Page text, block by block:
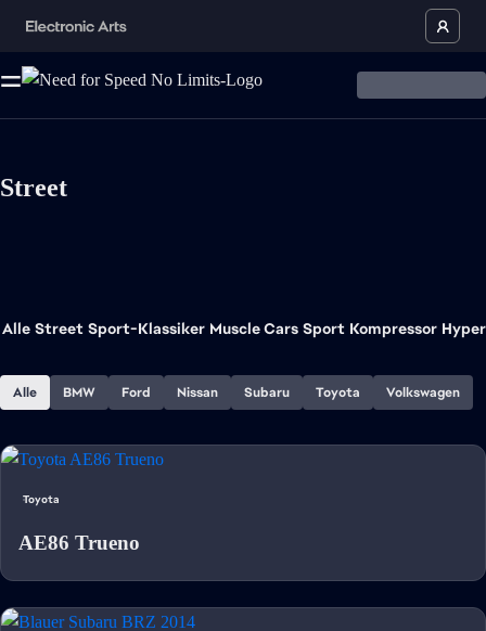
Street
Alle Street Sport-Klassiker Muscle Cars Sport Kompressor Hyper
Alle BMW Ford Nissan Subaru Toyota Volkswagen
Toyota
AE86 Trueno